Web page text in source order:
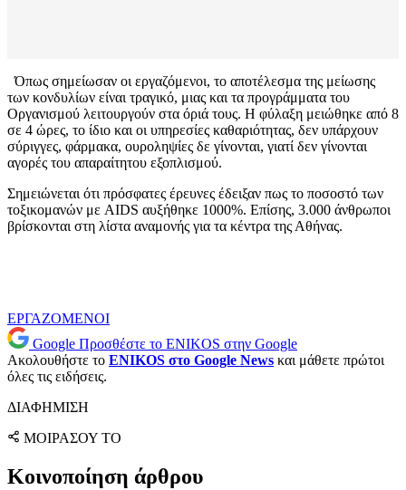
Όπως σημείωσαν οι εργαζόμενοι, το αποτέλεσμα της μείωσης
των κονδυλίων είναι τραγικό, μιας και τα προγράμματα του
Οργανισμού λειτουργούν στα όριά τους. Η φύλαξη μειώθηκε από 8
σε 4 ώρες, το ίδιο και οι υπηρεσίες καθαριότητας, δεν υπάρχουν
σύριγγες, φάρμακα, ουροληψίες δε γίνονται, γιατί δεν γίνονται
αγορές του απαραίτητου εξοπλισμού.
Σημειώνεται ότι πρόσφατες έρευνες έδειξαν πως το ποσοστό των
τοξικομανών με AIDS αυξήθηκε 1000%. Επίσης, 3.000 άνθρωποι
βρίσκονται στη λίστα αναμονής για τα κέντρα της Αθήνας.
ΕΡΓΑΖΟΜΕΝΟΙ
Google Προσθέστε το ENIKOS στην Google
Ακολουθήστε το ENIKOS στο Google News και μάθετε πρώτοι
όλες τις ειδήσεις.
ΔΙΑΦΗΜΙΣΗ
ΜΟΙΡΑΣΟΥ ΤΟ
Κοινοποίηση άρθρου